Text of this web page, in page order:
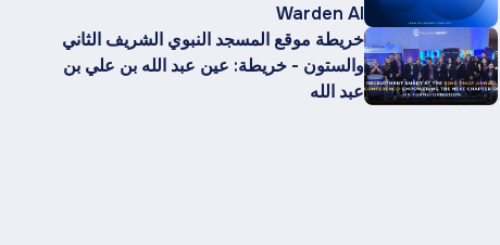
Warden AI
خريطة موقع المسجد النبوي الشريف الثاني
والستون - خريطة: عين عبد الله بن علي بن
عبد الله